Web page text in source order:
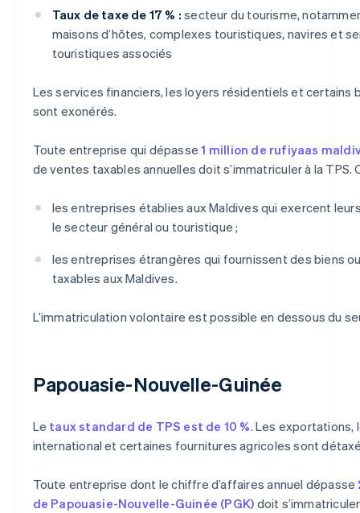
Taux de taxe de 17 % : secteur du tourisme,
maisons d’hôtes, complexes touristiques, navires et
touristiques associés
Les services financiers, les loyers résidentiels et certains
sont exonérés.
Toute entreprise qui dépasse1 million de rufiyaas
de ventes taxables annuelles doit s’immatriculer à la TPS.
les entreprises établies aux Maldives qui exercent
le secteur général ou touristique ;
les entreprises étrangères qui fournissent des biens
taxables aux Maldives.
L’immatriculation volontaire est possible en dessous du
Papouasie-Nouvelle-Guinée
Le taux standard de TPS est de 10 %. Les exportations,
international et certaines fournitures agricoles sont
Toute entreprise dont le chiffre d’affaires annuel dépasse
de Papouasie-Nouvelle-Guinée (PGK) doit